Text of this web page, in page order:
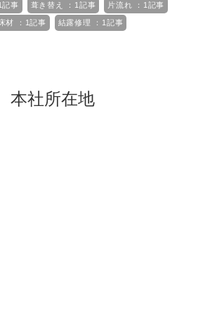
記事 葺き替え ：1記事 片流れ ：1記事
床材 ：1記事 結露修理 ：1記事
本社所在地